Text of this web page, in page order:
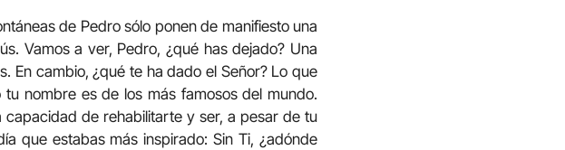
de Pedro sólo ponen de manifiesto una
Vamos a ver, Pedro, ¿qué has dejado? Una
En cambio, ¿qué te ha dado el Señor? Lo que
nombre es de los más famosos del mundo.
de rehabilitarte y ser, a pesar de tu
que estabas más inspirado: Sin Ti, ¿adónde